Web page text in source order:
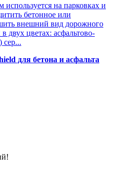
на парковках и
бетонное или
внешний вид дорожного
двух цветах: асфальтово-
сер...
для бетона и асфальта